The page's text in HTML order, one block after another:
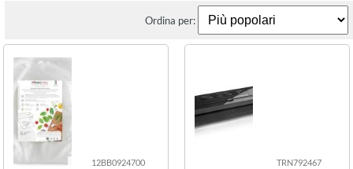
Ordina per:
12BB0924700 TRN792467